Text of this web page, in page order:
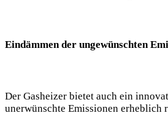
Eindämmen der ungewünschten
Der Gasheizer bietet auch ein
unerwünschte Emissionen erheblich